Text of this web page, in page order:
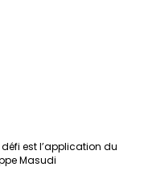
est l’application du
Masudi